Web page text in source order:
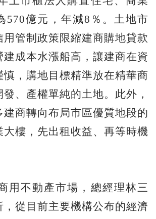
570億元，年減8％。土地市
用管制政策限縮建商購地貸款
建成本水漲船高，讓建商在資
慎，購地目標精準放在精華商
發、產權單純的土地。此外，
建商轉向布局市區優質地段的
大樓，先出租收益、再等時機
用不動產市場，總經理林三
，從目前主要機構公布的經濟